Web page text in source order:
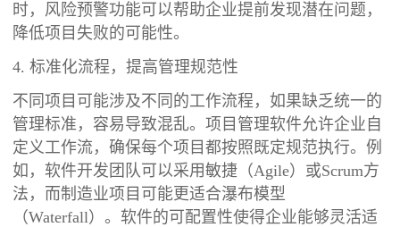
时，风险预警功能可以帮助企业提前发现潜在问题，
降低项目失败的可能性。
4. 标准化流程，提高管理规范性
不同项目可能涉及不同的工作流程，如果缺乏统一的
管理标准，容易导致混乱。项目管理软件允许企业自
定义工作流，确保每个项目都按照既定规范执行。例
如，软件开发团队可以采用敏捷（Agile）或Scrum方
法，而制造业项目可能更适合瀑布模型
（Waterfall）。软件的可配置性使得企业能够灵活适